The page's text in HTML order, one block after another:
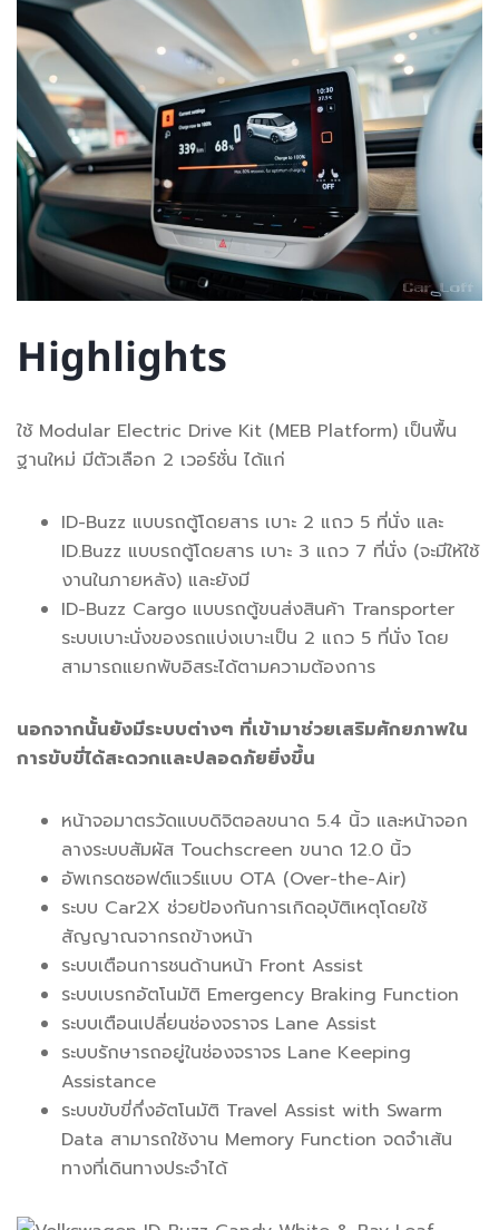
Highlights
ใช้ Modular Electric Drive Kit (MEB Platform) เป็นพื้น
ฐานใหม่ มีตัวเลือก 2 เวอร์ชั่น ได้แก่
ID-Buzz แบบรถตู้โดยสาร เบาะ 2 แถว 5 ที่นั่ง และ
ID.Buzz แบบรถตู้โดยสาร เบาะ 3 แถว 7 ที่นั่ง (จะมีให้ใช้
งานในภายหลัง) และยังมี
ID-Buzz Cargo แบบรถตู้ขนส่งสินค้า Transporter
ระบบเบาะนั่งของรถแบ่งเบาะเป็น 2 แถว 5 ที่นั่ง โดย
สามารถแยกพับอิสระได้ตามความต้องการ
นอกจากนั้นยังมีระบบต่างๆ ที่เข้ามาช่วยเสริมศักยภาพใน
การขับขี่ได้สะดวกและปลอดภัยยิ่งขึ้น
หน้าจอมาตรวัดแบบดิจิตอลขนาด 5.4 นิ้ว และหน้าจอก
ลางระบบสัมผัส Touchscreen ขนาด 12.0 นิ้ว
อัพเกรดซอฟต์แวร์แบบ OTA (Over-the-Air)
ระบบ Car2X ช่วยป้องกันการเกิดอุบัติเหตุโดยใช้
สัญญาณจากรถข้างหน้า
ระบบเตือนการชนด้านหน้า Front Assist
ระบบเบรกอัตโนมัติ Emergency Braking Function
ระบบเตือนเปลี่ยนช่องจราจร Lane Assist
ระบบรักษารถอยู่ในช่องจราจร Lane Keeping
Assistance
ระบบขับขี่กึ่งอัตโนมัติ Travel Assist with Swarm
Data สามารถใช้งาน Memory Function จดจำเส้น
ทางที่เดินทางประจำได้